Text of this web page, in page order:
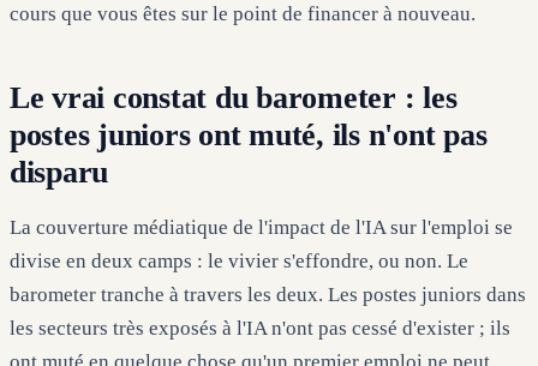
cours que vous êtes sur le point de financer à nouveau.
Le vrai constat du barometer : les
postes juniors ont muté, ils n'ont pas
disparu
La couverture médiatique de l'impact de l'IA sur l'emploi se
divise en deux camps : le vivier s'effondre, ou non. Le
barometer tranche à travers les deux. Les postes juniors dans
les secteurs très exposés à l'IA n'ont pas cessé d'exister ; ils
ont muté en quelque chose qu'un premier emploi ne peut